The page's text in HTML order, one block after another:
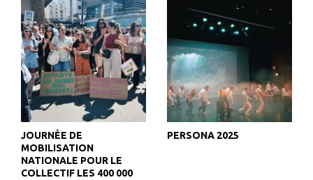
JOURNÉE DE
MOBILISATION
NATIONALE POUR LE
COLLECTIF LES 400 000
PERSONA 2025